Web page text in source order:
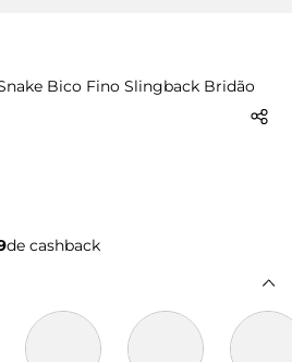
Bico Fino Slingback Bridão
de cashback